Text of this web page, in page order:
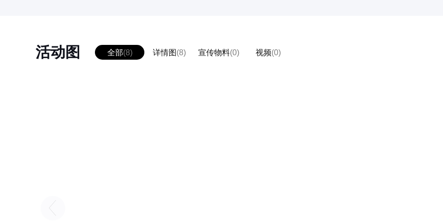
活动图 全部(8) 详情图 (8) 宣传物料(0) 视频(0)